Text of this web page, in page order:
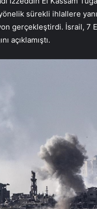
sürekli ihlallere
gerçekleştirdi. İsrail, 7
açıklamıştı.